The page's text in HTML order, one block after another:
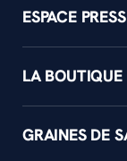
ESPACE
LA BOUTIQUE
GRAINES DE